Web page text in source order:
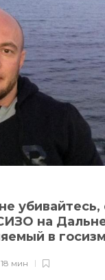
убивайтесь,
на
в
18 мин